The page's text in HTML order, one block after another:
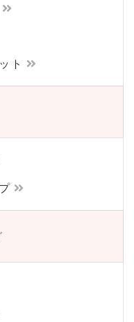
ト